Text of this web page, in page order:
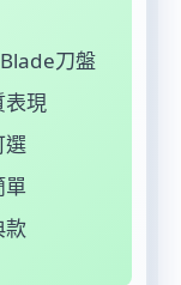
刀盤
表現
選
單
款